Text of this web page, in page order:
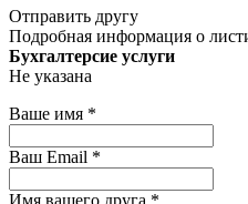
Отправить другу
Подробная информация о
Бухгалтерсие услуги
Не указана
Ваше имя *
Ваш Email *
Имя вашего друга *